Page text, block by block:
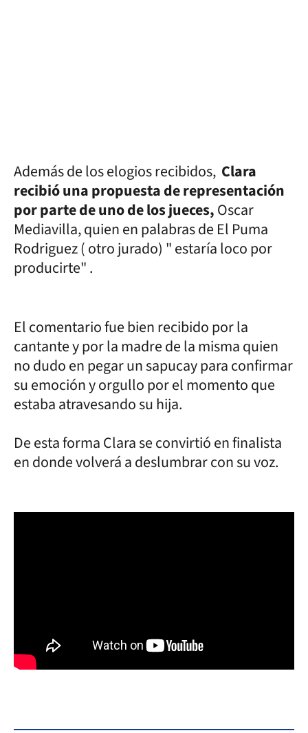
Además de los elogios recibidos, Clara
recibió una propuesta de representación
por parte de uno de los jueces,Oscar
Mediavilla, quien en palabras de El Puma
Rodriguez ( otro jurado) " estaría loco por
producirte" .
El comentario fue bien recibido por la
cantante y por la madre de la misma quien
no dudo en pegar un sapucay para confirmar
su emoción y orgullo por el momento que
estaba atravesando su hija.
De esta forma Clara se convirtió en finalista
en donde volverá a deslumbrar con su voz.